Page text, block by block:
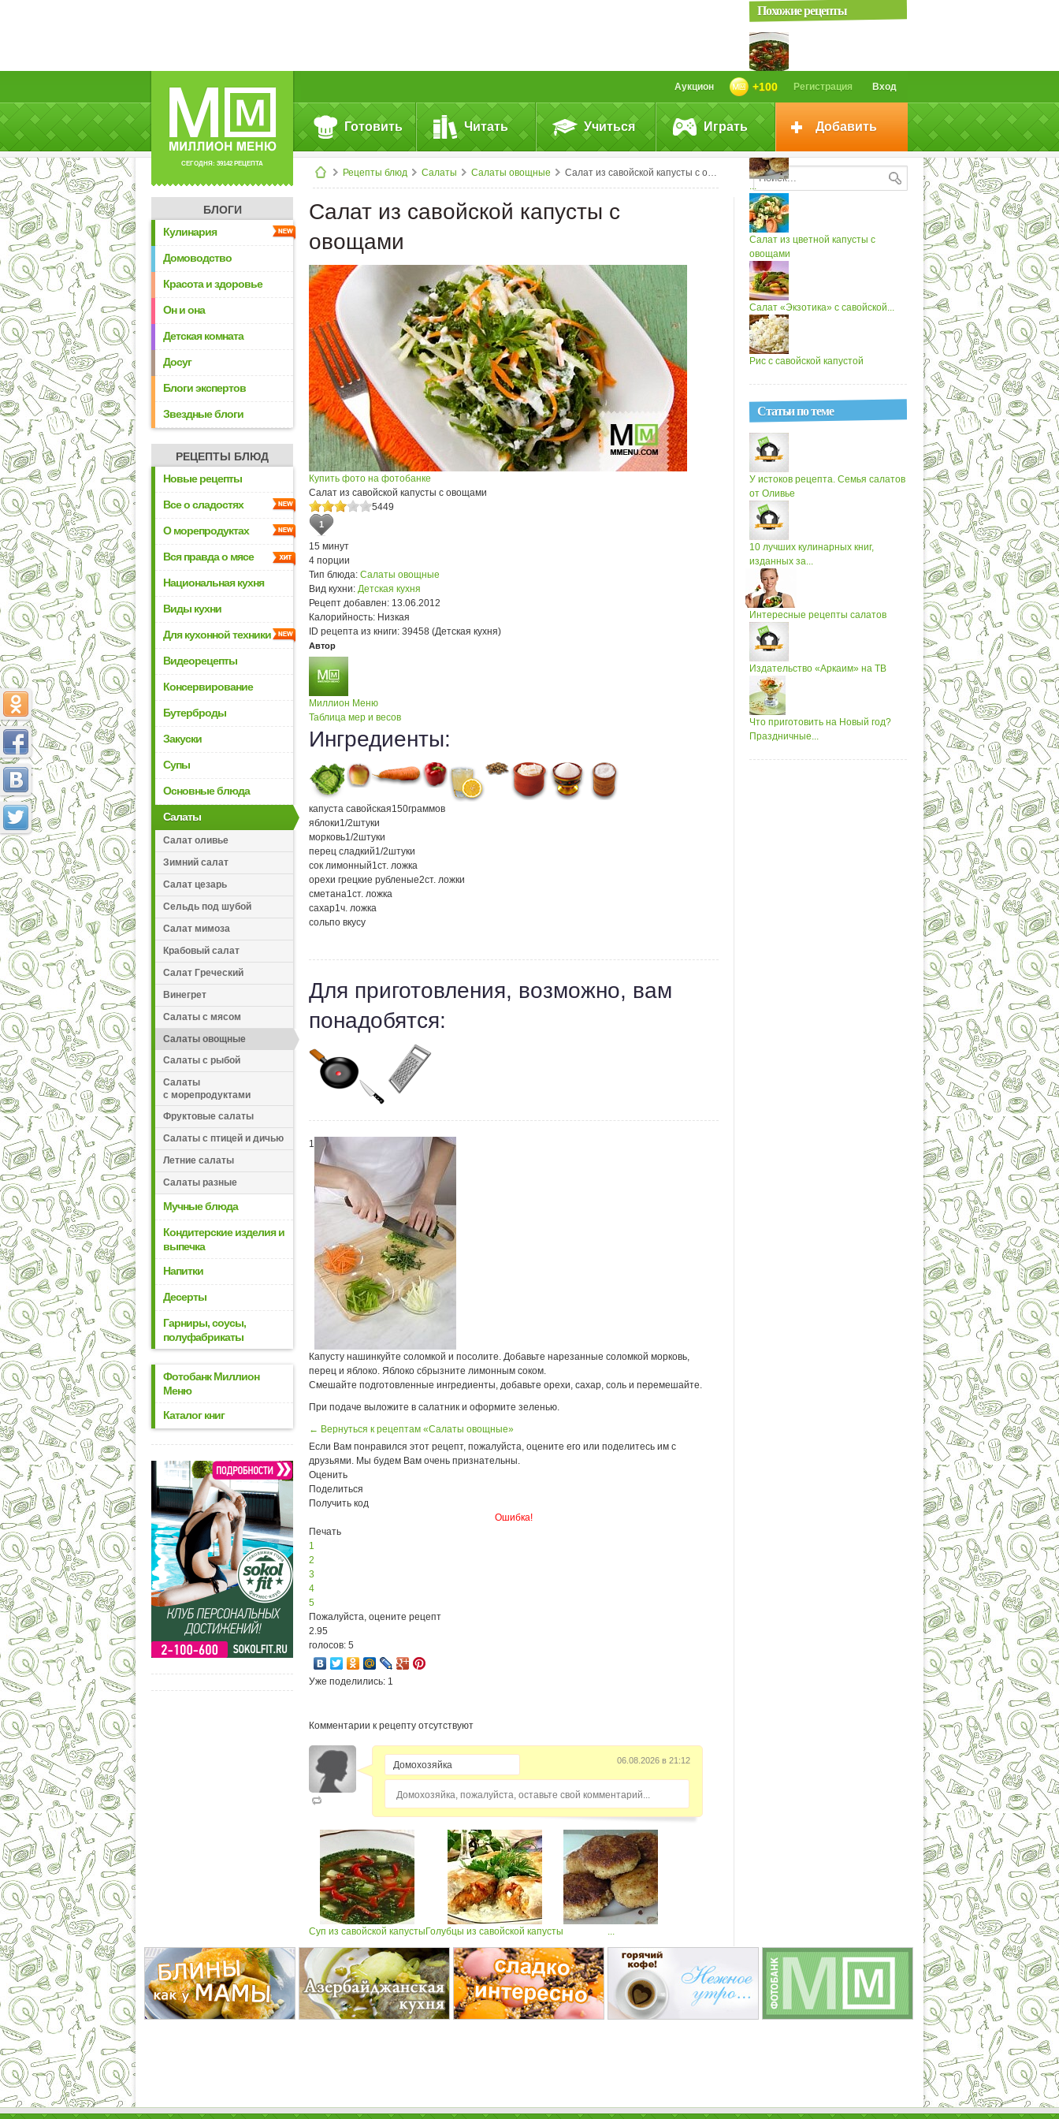
СЕГОДНЯ: 39142 РЕЦЕПТА
Вход
Регистрация
+100
Аукцион
Готовить Читать Учиться Играть Добавить
Рецепты блюд Салаты Салаты овощные Салат из савойской капусты с овощами
БЛОГИ
Кулинария
Домоводство
Красота и здоровье
Он и она
Детская комната
Досуг
Блоги экспертов
Звездные блоги
РЕЦЕПТЫ БЛЮД
Новые рецепты
Все о сладостях
О морепродуктах
Вся правда о мясе
Национальная кухня
Виды кухни
Для кухонной техники
Видеорецепты
Консервирование
Бутерброды
Закуски
Супы
Основные блюда
Салаты
Салат оливье
Зимний салат
Салат цезарь
Сельдь под шубой
Салат мимоза
Крабовый салат
Салат Греческий
Винегрет
Салаты с мясом
Салаты овощные
Салаты с рыбой
Салаты
с морепродуктами
Фруктовые салаты
Салаты с птицей и дичью
Летние салаты
Салаты разные
Мучные блюда
Кондитерские изделия и
выпечка
Напитки
Десерты
Гарниры, соусы,
полуфабрикаты
Фотобанк Миллион
Меню
Каталог книг
Салат из савойской капусты с
овощами
Купить фото на фотобанке
Салат из савойской капусты с овощами
5449
1
15 минут
4 порции
Тип блюда: Салаты овощные
Вид кухни: Детская кухня
Рецепт добавлен: 13.06.2012
Калорийность: Низкая
ID рецепта из книги: 39458 (Детская кухня)
Автор
Миллион Меню
Таблица мер и весов
Ингредиенты:
капуста савойская150граммов
яблоки1/2штуки
морковь1/2штуки
перец сладкий1/2штуки
сок лимонный1ст. ложка
орехи грецкие рубленые2ст. ложки
сметана1ст. ложка
сахар1ч. ложка
сольпо вкусу
Для приготовления, возможно, вам
понадобятся:
1
Капусту нашинкуйте соломкой и посолите. Добавьте нарезанные соломкой морковь,
перец и яблоко. Яблоко сбрызните лимонным соком.
Смешайте подготовленные ингредиенты, добавьте орехи, сахар, соль и перемешайте.
При подаче выложите в салатник и оформите зеленью.
← Вернуться к рецептам «Салаты овощные»
Если Вам понравился этот рецепт, пожалуйста, оцените его или поделитесь им с
друзьями. Мы будем Вам очень признательны.
Оценить
Поделиться
Получить код
Ошибка!
Печать
1
2
3
4
5
Пожалуйста, оцените рецепт
2.95
голосов: 5
Уже поделились: 1
Комментарии к рецепту отсутствуют
06.08.2026 в 21:12
Домохозяйка, пожалуйста, оставьте свой комментарий...
Суп из савойской капусты Голубцы из савойской капусты ...
Похожие рецепты
Голубцы из савойской капусты
...
Салат из цветной капусты с
овощами
Салат «Экзотика» с савойской...
Рис с савойской капустой
Статьи по теме
У истоков рецепта. Семья салатов
от Оливье
10 лучших кулинарных книг,
изданных за...
Интересные рецепты салатов
Издательство «Аркаим» на ТВ
Что приготовить на Новый год?
Праздничные...